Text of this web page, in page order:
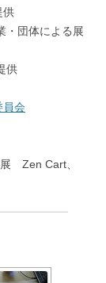
供
・団体による展
供
員会
Zen Cart、